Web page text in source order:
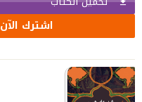
اشترك الآن